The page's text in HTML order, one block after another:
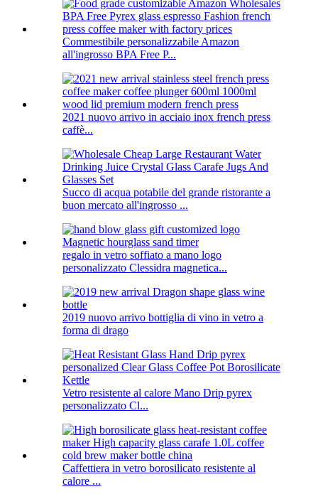
Commestibile personalizzabile Amazon
all'ingrosso BPA Free P...
2021 nuovo arrivo in acciaio inox french press
caffè...
Succo di acqua potabile del grande ristorante a
buon mercato all'ingrosso ...
regalo in vetro soffiato a mano logo
personalizzato Clessidra magnetica...
2019 nuovo arrivo bottiglia di vino in vetro a
forma di drago
Vetro resistente al calore Mano Drip pyrex
personalizzato Cl...
Caffettiera in vetro borosilicato resistente al
calore ...